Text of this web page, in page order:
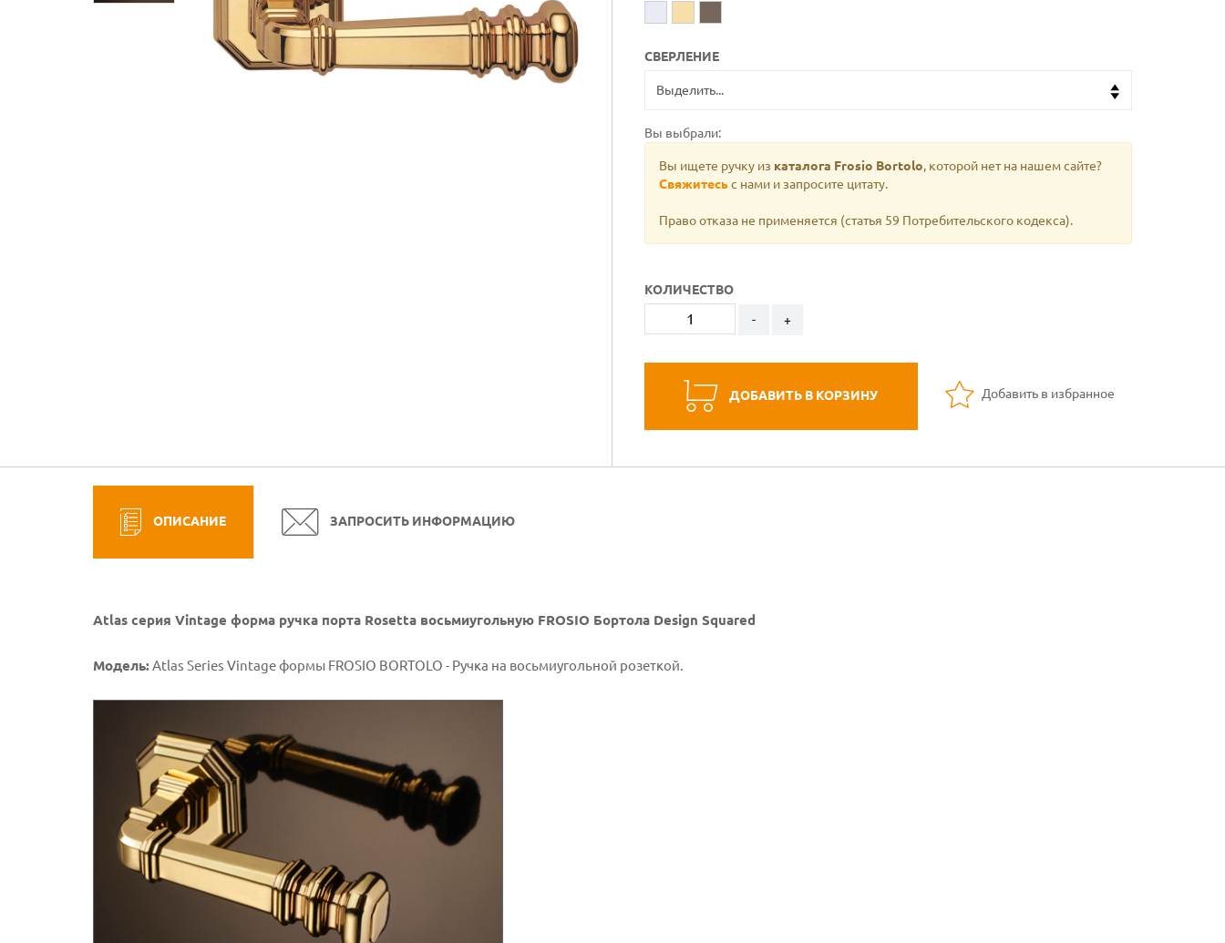
СВЕРЛЕНИЕ
Вы выбрали:
Вы ищете ручку из каталога Frosio Bortolo, которой нет на нашем сайте?
Свяжитесьс нами и запросите цитату.
Право отказа не применяется (статья 59 Потребительского кодекса).
КОЛИЧЕСТВО
- +
ДОБАВИТЬ В КОРЗИНУ Добавить в избранное
ОПИСАНИЕ ЗАПРОСИТЬ ИНФОРМАЦИЮ
Atlas серия Vintage форма ручка порта Rosetta восьмиугольную FROSIO Бортола Design Squared
Модель:Atlas Series Vintage формы FROSIO BORTOLO - Ручка на восьмиугольной розеткой.